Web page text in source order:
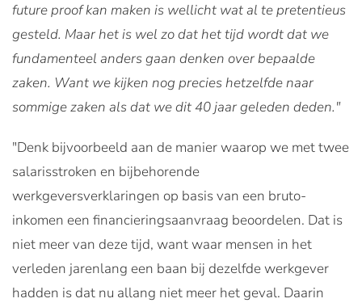
future proof kan maken is wellicht wat al te pretentieus
gesteld. Maar het is wel zo dat het tijd wordt dat we
fundamenteel anders gaan denken over bepaalde
zaken. Want we kijken nog precies hetzelfde naar
sommige zaken als dat we dit 40 jaar geleden deden."
"Denk bijvoorbeeld aan de manier waarop we met twee
salarisstroken en bijbehorende
werkgeversverklaringen op basis van een bruto-
inkomen een financieringsaanvraag beoordelen. Dat is
niet meer van deze tijd, want waar mensen in het
verleden jarenlang een baan bij dezelfde werkgever
hadden is dat nu allang niet meer het geval. Daarin